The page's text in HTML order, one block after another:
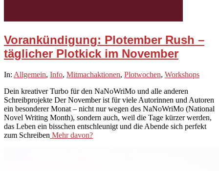
Vorankündigung: Plotember Rush –
täglicher Plotkick im November
2025-
13
In: Allgemein, Info, Mitmachaktionen, Plotwochen, Workshops
Dein kreativer Turbo für den NaNoWriMo und alle anderen
Schreibprojekte Der November ist für viele Autorinnen und Autoren
ein besonderer Monat – nicht nur wegen des NaNoWriMo (National
Novel Writing Month), sondern auch, weil die Tage kürzer werden,
das Leben ein bisschen entschleunigt und die Abende sich perfekt
zum Schreiben Mehr davon?